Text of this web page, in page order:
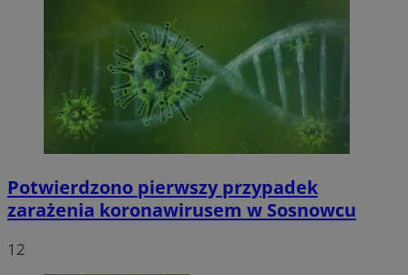
Potwierdzono pierwszy przypadek
zarażenia koronawirusem w Sosnowcu
12